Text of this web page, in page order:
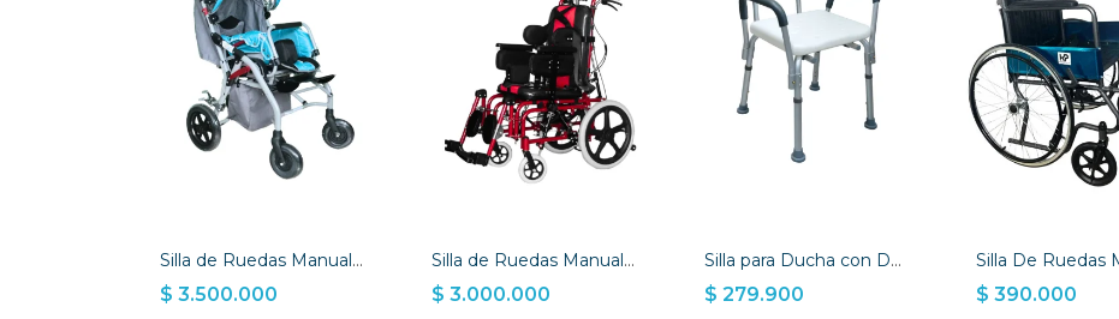
Silla de Ruedas Manual Pediatrica Tipo Coche
$ 3.500.000
Silla de Ruedas Manual Neurológica Pediatrica
$ 3.000.000
Silla para Ducha con Descansabrazos
$ 279.900 $ 390.000